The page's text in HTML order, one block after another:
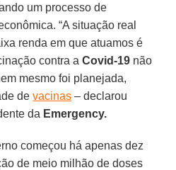
um processo de
“A situação real
renda em que atuamos é
contra aCovid-19 não
mesmo foi planejada,
devacinas – declarou
da Emergency.
começou há apenas dez
de meio milhão de doses